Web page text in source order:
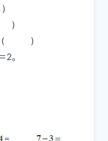
( )
( )
等。( )
。